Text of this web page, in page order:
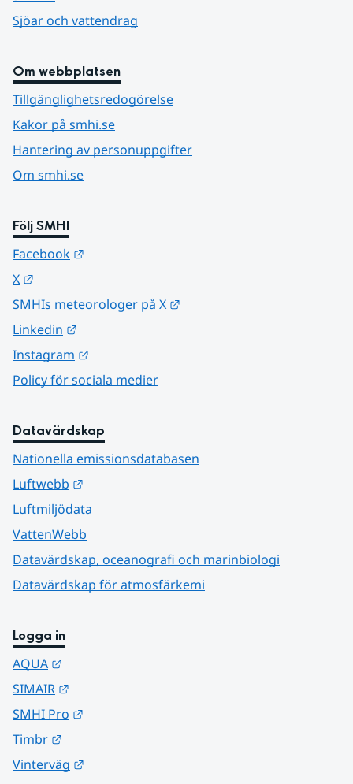
Sjöar och vattendrag
Om webbplatsen
Tillgänglighetsredogörelse
Kakor på smhi.se
Hantering av personuppgifter
Om smhi.se
Följ SMHI
Facebook
X
SMHIs meteorologer på X
Linkedin
Instagram
Policy för sociala medier
Datavärdskap
Nationella emissionsdatabasen
Luftwebb
Luftmiljödata
VattenWebb
Datavärdskap, oceanografi och marinbiologi
Datavärdskap för atmosfärkemi
Logga in
AQUA
SIMAIR
SMHI Pro
Timbr
Vinterväg